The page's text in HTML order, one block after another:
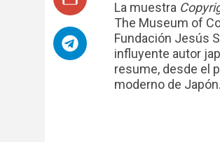
La muestra
The Museum of
Fundación Jesús
influyente autor
resume, desde el
moderno de Japón.